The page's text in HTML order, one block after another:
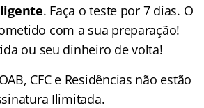
. Faça o teste por 7 dias. O
com a sua preparação!
ou seu dinheiro de volta!
CFC e Residências não estão
Ilimitada.